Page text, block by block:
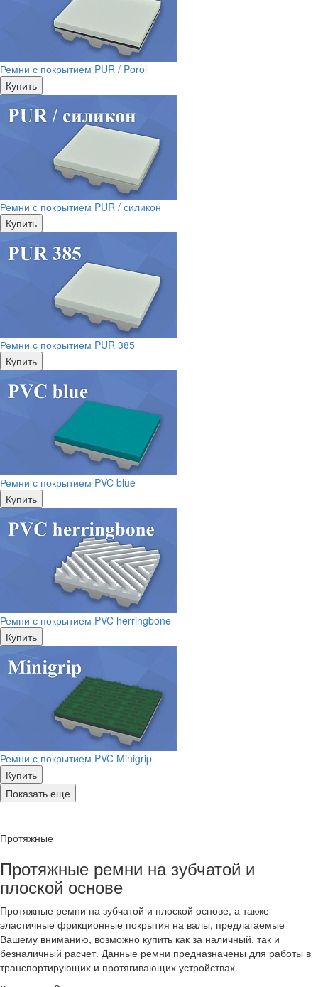
Ремни с покрытием PUR / Porol
Купить
Ремни с покрытием PUR / силикон
Купить
Ремни с покрытием PUR 385
Купить
Ремни с покрытием PVC blue
Купить
Ремни с покрытием PVC herringbone
Купить
Ремни с покрытием PVC Minigrip
Купить
Показать еще
Протяжные
Протяжные ремни на зубчатой и
плоской основе
Протяжные ремни на зубчатой и плоской основе, а также
эластичные фрикционные покрытия на валы, предлагаемые
Вашему вниманию, возможно купить как за наличный, так и
безналичный расчет. Данные ремни предназначены для работы в
транспортирующих и протягивающих устройствах.